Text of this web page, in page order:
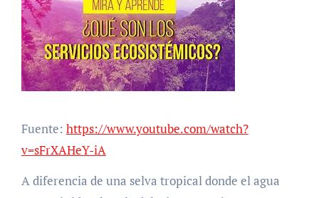
Fuente: https://www.youtube.com/watch?
v=sFrXAHeY-iA
A diferencia de una selva tropical donde el agua